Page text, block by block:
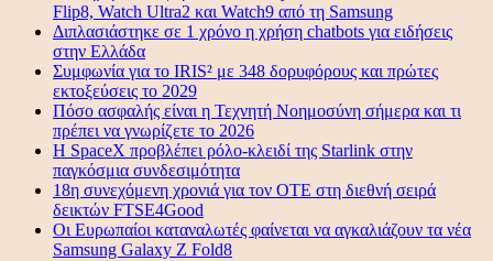
Flip8, Watch Ultra2 και Watch9 από τη Samsung
Διπλασιάστηκε σε 1 χρόνο η χρήση chatbots για ειδήσεις
στην Ελλάδα
Συμφωνία για το IRIS² με 348 δορυφόρους και πρώτες
εκτοξεύσεις το 2029
Πόσο ασφαλής είναι η Τεχνητή Νοημοσύνη σήμερα και τι
πρέπει να γνωρίζετε το 2026
Η SpaceX προβλέπει ρόλο-κλειδί της Starlink στην
παγκόσμια συνδεσιμότητα
18η συνεχόμενη χρονιά για τον ΟΤΕ στη διεθνή σειρά
δεικτών FTSE4Good
Οι Ευρωπαίοι καταναλωτές φαίνεται να αγκαλιάζουν τα νέα
Samsung Galaxy Z Fold8